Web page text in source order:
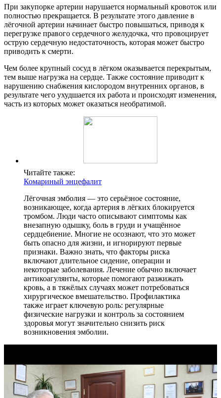
При закупорке артерии нарушается нормальный кровоток или
полностью прекращается. В результате этого давление в
лёгочной артерии начинает быстро повышаться, приводя к
перегрузке правого сердечного желудочка, что провоцирует
острую сердечную недостаточность, которая может быстро
приводить к смерти.
Чем более крупный сосуд в лёгком оказывается перекрытым,
тем выше нагрузка на сердце. Также состояние приводит к
нарушению снабжения кислородом внутренних органов, в
результате чего ухудшается их работа и происходят изменения,
часть из которых может оказаться необратимой.
Читайте также:
Комариный энцефалит
Лёгочная эмболия — это серьёзное состояние,
возникающее, когда артерия в лёгких блокируется
тромбом. Люди часто описывают симптомы как
внезапную одышку, боль в груди и учащённое
сердцебиение. Многие не осознают, что это может
быть опасно для жизни, и игнорируют первые
признаки. Важно знать, что факторы риска
включают длительное сидение, операции и
некоторые заболевания. Лечение обычно включает
антикоагулянты, которые помогают разжижать
кровь, а в тяжёлых случаях может потребоваться
хирургическое вмешательство. Профилактика
также играет ключевую роль: регулярные
физические нагрузки и контроль за состоянием
здоровья могут значительно снизить риск
возникновения эмболии.